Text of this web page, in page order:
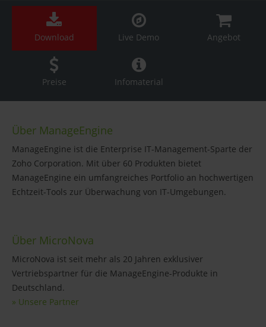
Download Live Demo Angebot
Preise Infomaterial
Über ManageEngine
ManageEngine ist die Enterprise IT-Management-Sparte der
Zoho Corporation. Mit über 60 Produkten bietet
ManageEngine ein umfangreiches Portfolio an hochwertigen
Echtzeit-Tools zur Überwachung von IT-Umgebungen.
Über MicroNova
MicroNova ist seit mehr als 20 Jahren exklusiver
Vertriebspartner für die ManageEngine-Produkte in
Deutschland.
» Unsere Partner